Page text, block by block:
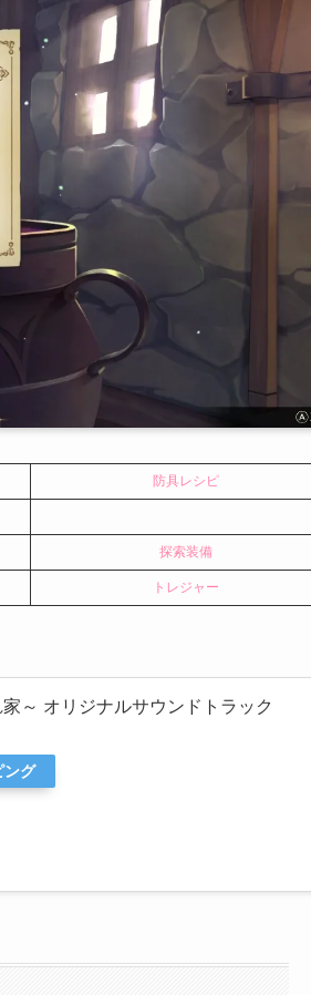
防具レシピ
探索装備
トレジャー
～ オリジナルサウンドトラック
ング